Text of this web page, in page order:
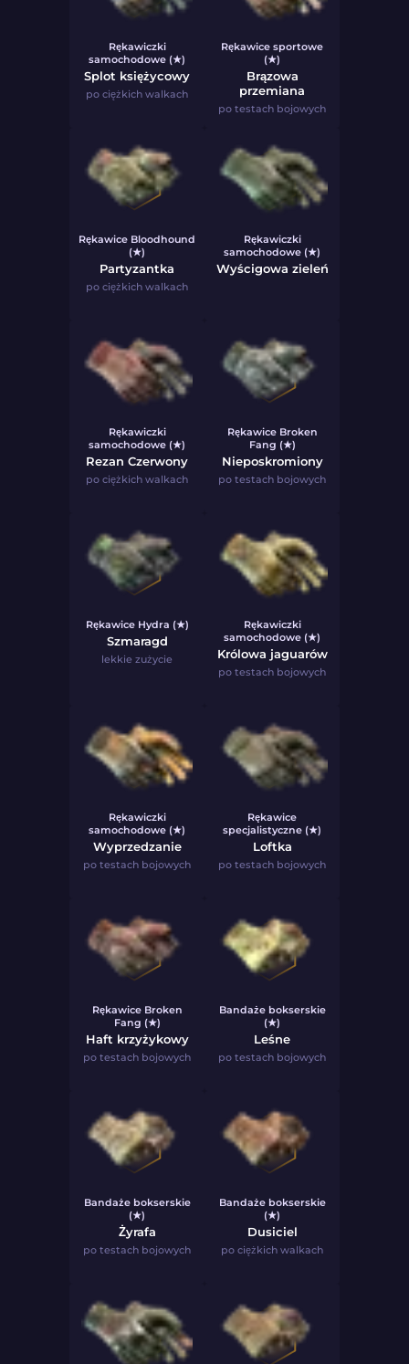
Rękawiczki
samochodowe (★)
Splot księżycowy
po ciężkich walkach
Rękawice sportowe
(★)
Brązowa
przemiana
po testach bojowych
Rękawice Bloodhound
(★)
Partyzantka
po ciężkich walkach
Rękawiczki
samochodowe (★)
Wyścigowa zieleń
Rękawiczki
samochodowe (★)
Rezan Czerwony
po ciężkich walkach
Rękawice Broken
Fang (★)
Nieposkromiony
po testach bojowych
Rękawice Hydra (★)
Szmaragd
lekkie zużycie
Rękawiczki
samochodowe (★)
Królowa jaguarów
po testach bojowych
Rękawiczki
samochodowe (★)
Wyprzedzanie
po testach bojowych
Rękawice
specjalistyczne (★)
Loftka
po testach bojowych
Rękawice Broken
Fang (★)
Haft krzyżykowy
po testach bojowych
Bandaże bokserskie
(★)
Leśne
po testach bojowych
Bandaże bokserskie
(★)
Żyrafa
po testach bojowych
Bandaże bokserskie
(★)
Dusiciel
po ciężkich walkach